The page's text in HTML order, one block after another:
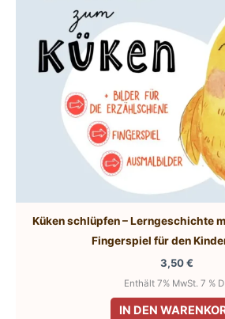
Küken schlüpfen – Lerngeschichte
Fingerspiel für den
3,50€
Enthält 7% MwSt. 7 %
IN DEN